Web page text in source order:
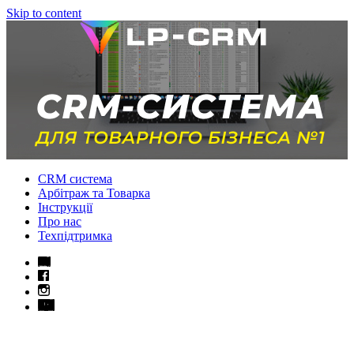
Skip to content
CRM система
Арбітраж та Товарка
Інструкції
Про нас
Техпідтримка